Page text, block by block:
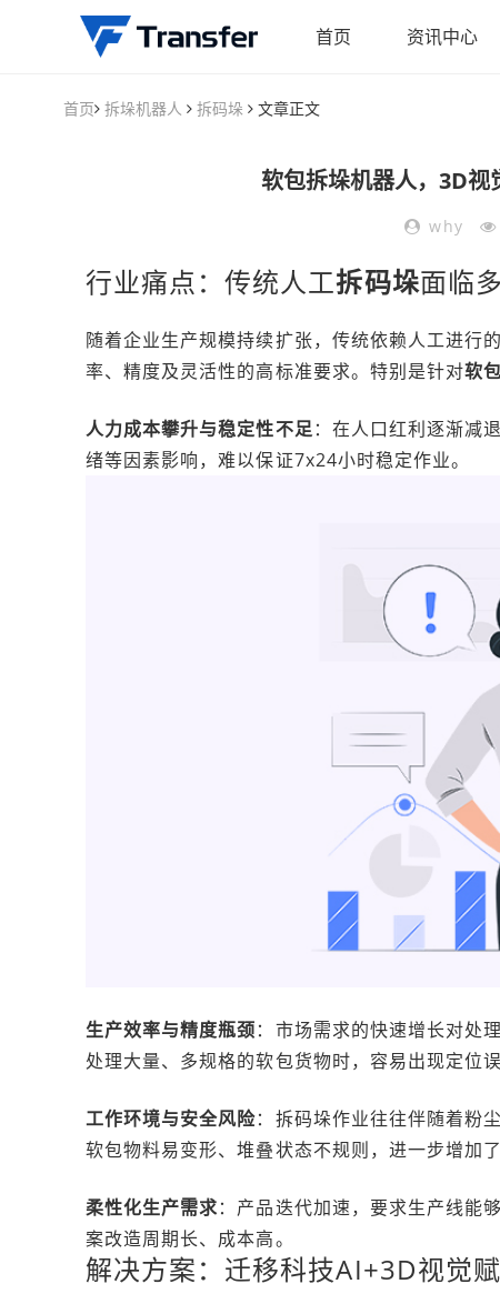
首页 资讯中心
首页 拆垛机器人 拆码垛 文章正文
软包拆垛机器人，3D视
why
行业痛点：传统人工拆码垛面临
随着企业生产规模持续扩张，传统依赖人工进行
率、精度及灵活性的高标准要求。特别是针对软
人力成本攀升与稳定性不足：在人口红利逐渐减
绪等因素影响，难以保证7x24小时稳定作业。
生产效率与精度瓶颈：市场需求的快速增长对处
处理大量、多规格的软包货物时，容易出现定位
工作环境与安全风险：拆码垛作业往往伴随着粉
软包物料易变形、堆叠状态不规则，进一步增加了
柔性化生产需求：产品迭代加速，要求生产线能
案改造周期长、成本高。
解决方案：迁移科技AI+3D视觉